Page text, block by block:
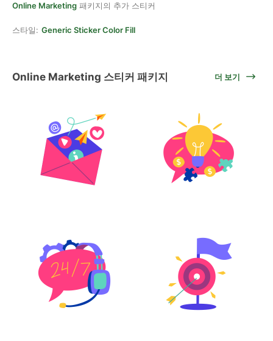
Online Marketing 패키지의 추가 스티커
스타일: Generic Sticker Color Fill
Online Marketing 스티커 패키지 더 보기